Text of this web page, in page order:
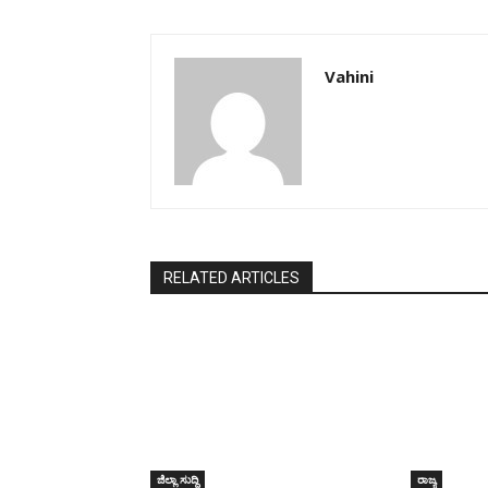
Vahini
RELATED ARTICLES
ಜಿಲ್ಲಾ ಸುದ್ದಿ ರಾಜ್ಯ